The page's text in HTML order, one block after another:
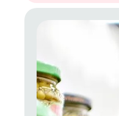
Главное правило —
применять. Как это
подробной